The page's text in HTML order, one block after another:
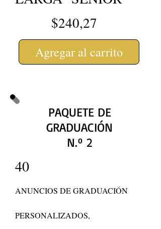
$240,27
Agregar al carrito
PAQUETE DE
GRADUACIÓN
N.º 2
40
ANUNCIOS DE GRADUACIÓN
PERSONALIZADOS,